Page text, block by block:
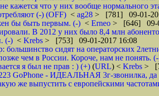
кажется что у них вообще нормального
(-) (OFF) < ag28 > [781] 09-01-
бы быть первым. (-) < Erneo > [646] 09-
В 2012 у них было 8,4 млн
(-) < Krebs > [753] 09-01-2017 16:08
большинство сидят на операторских
чем в России. Короче, нам не понять.
я был не прав : ) (+) (URL) < Krebs >
GoPhone - ИДЕАЛЬНАЯ 3г-звонилка, да
же выпустить с европейскими